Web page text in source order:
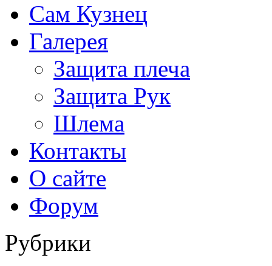
Сам Кузнец
Галерея
Защита плеча
Защита Рук
Шлема
Контакты
О сайте
Форум
Рубрики